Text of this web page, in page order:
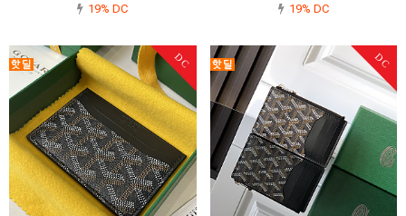
소화된 공장입니다.고야드에서 많이 사용
19% DC
가장 최소화된 공장입니다.고야드에서 많
19% DC
DC DC